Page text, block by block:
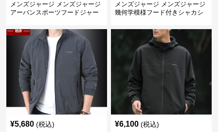
メンズジャージ メンズジャージ
アーバンスポーツフードジャー
メンズジャージ メンズジャージ
幾何学模様フード付きシャカシ
¥5,680 (税込) ¥6,100 (税込)